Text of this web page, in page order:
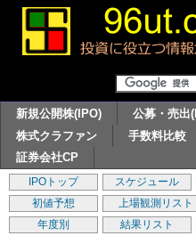
新規公開株(IPO) 公募・売出
株式クラファン
手数料比較
証券会社CP
IPOトップ スケジュール
初値予想
上場観測リスト
年度別
結果リスト